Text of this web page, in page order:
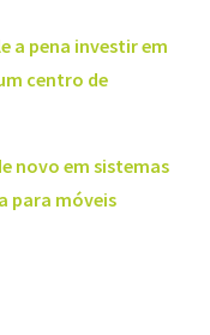
a pena investir em
centro de
novo em sistemas
para móveis